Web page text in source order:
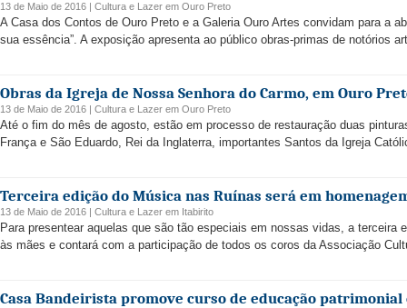
13 de Maio de 2016 | Cultura e Lazer em Ouro Preto
A Casa dos Contos de Ouro Preto e a Galeria Ouro Artes convidam para a
sua essência”. A exposição apresenta ao público obras-primas de notórios
Obras da Igreja de Nossa Senhora do Carmo, em Ouro
13 de Maio de 2016 | Cultura e Lazer em Ouro Preto
Até o fim do mês de agosto, estão em processo de restauração duas
França e São Eduardo, Rei da Inglaterra, importantes Santos da Igreja
Terceira edição do Música nas Ruínas será em
13 de Maio de 2016 | Cultura e Lazer em Itabirito
Para presentear aquelas que são tão especiais em nossas vidas, a terceira
às mães e contará com a participação de todos os coros da Associação
Casa Bandeirista promove curso de educação